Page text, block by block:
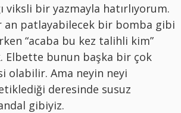
viksli bir yazmayla hatırlıyorum.
an patlayabilecek bir bomba gibi
“acaba bu kez talihli kim”
Elbette bunun başka bir çok
olabilir. Ama neyin neyi
deresinde susuz
gibiyiz.